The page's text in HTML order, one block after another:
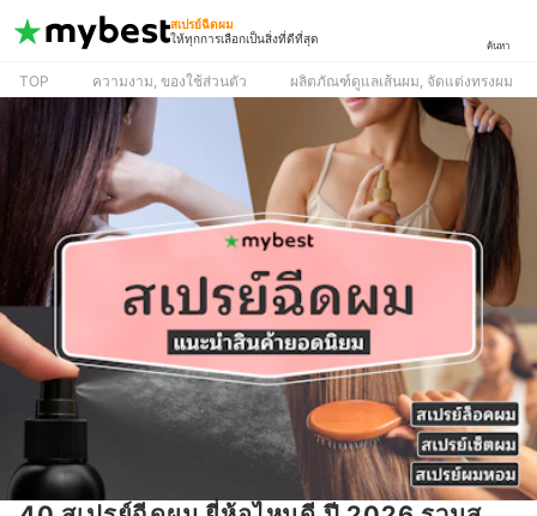
สเปรย์ฉีดผม
ให้ทุกการเลือกเป็นสิ่งที่ดีที่สุด
ค้นหา
TOP ความงาม, ของใช้ส่วนตัว ผลิตภัณฑ์ดูแลเส้นผม, จัดแต่งทรงผม